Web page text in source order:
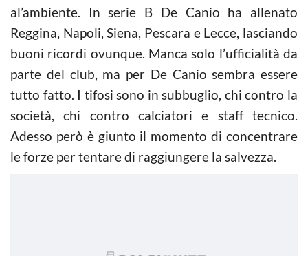
al’ambiente. In serie B De Canio ha allenato
Reggina, Napoli, Siena, Pescara e Lecce, lasciando
buoni ricordi ovunque. Manca solo l’ufficialità da
parte del club, ma per De Canio sembra essere
tutto fatto. I tifosi sono in subbuglio, chi contro la
società, chi contro calciatori e staff tecnico.
Adesso però è giunto il momento di concentrare
le forze per tentare di raggiungere la salvezza.